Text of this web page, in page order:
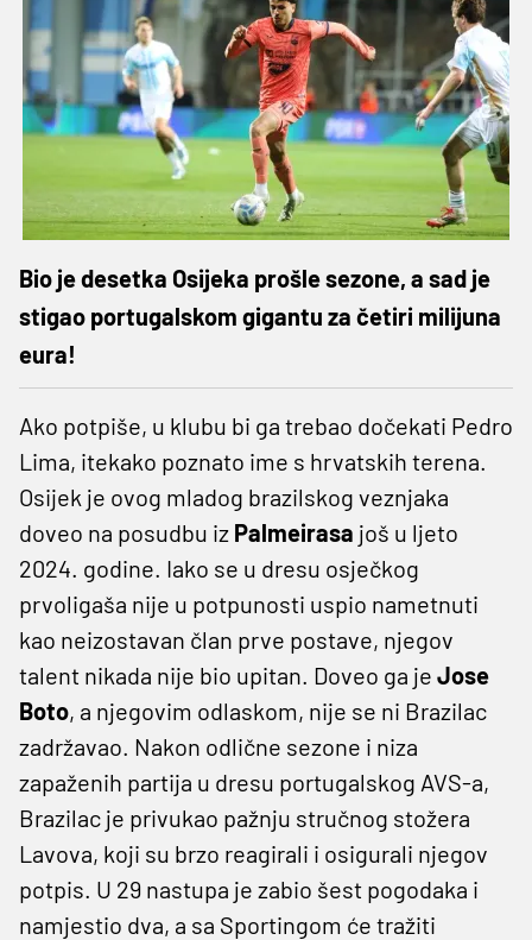
Bio je desetka Osijeka prošle sezone, a sad je
stigao portugalskom gigantu za četiri milijuna
eura!
Ako potpiše, u klubu bi ga trebao dočekati Pedro
Lima, itekako poznato ime s hrvatskih terena.
Osijek je ovog mladog brazilskog veznjaka
doveo na posudbu iz Palmeirasa još u ljeto
2024. godine. Iako se u dresu osječkog
prvoligaša nije u potpunosti uspio nametnuti
kao neizostavan član prve postave, njegov
talent nikada nije bio upitan. Doveo ga je Jose
Boto, a njegovim odlaskom, nije se ni Brazilac
zadržavao. Nakon odlične sezone i niza
zapaženih partija u dresu portugalskog AVS-a,
Brazilac je privukao pažnju stručnog stožera
Lavova, koji su brzo reagirali i osigurali njegov
potpis. U 29 nastupa je zabio šest pogodaka i
namjestio dva, a sa Sportingom će tražiti